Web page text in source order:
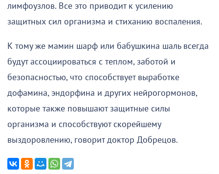
лимфоузлов. Все это приводит к усилению
защитных сил организма и стиханию воспаления.
К тому же мамин шарф или бабушкина шаль всегда
будут ассоциироваться с теплом, заботой и
безопасностью, что способствует выработке
дофамина, эндорфина и других нейрогормонов,
которые также повышают защитные силы
организма и способствуют скорейшему
выздоровлению, говорит доктор Добрецов.